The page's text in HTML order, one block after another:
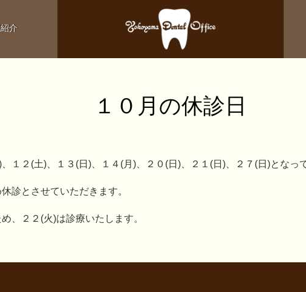
介
１０月の休診日
１２(土)、１３(日)、１４(月)、２０(日)、２１(日)、２７(日)となっ
診とさせていただきます。
、２２(火)は診療いたします。